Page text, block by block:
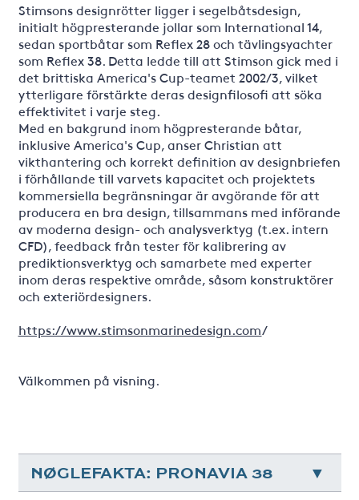
Stimsons designrötter ligger i segelbåtsdesign,
initialt högpresterande jollar som International 14,
sedan sportbåtar som Reflex 28 och tävlingsyachter
som Reflex 38. Detta ledde till att Stimson gick med i
det brittiska America's Cup-teamet 2002/3, vilket
ytterligare förstärkte deras designfilosofi att söka
effektivitet i varje steg.
Med en bakgrund inom högpresterande båtar,
inklusive America's Cup, anser Christian att
vikthantering och korrekt definition av designbriefen
i förhållande till varvets kapacitet och projektets
kommersiella begränsningar är avgörande för att
producera en bra design, tillsammans med införande
av moderna design- och analysverktyg (t.ex. intern
CFD), feedback från tester för kalibrering av
prediktionsverktyg och samarbete med experter
inom deras respektive område, såsom konstruktörer
och exteriördesigners.
https://www.stimsonmarinedesign.com/
Välkommen på visning.
NØGLEFAKTA: PRONAVIA 38